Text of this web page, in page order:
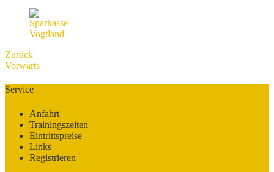
Zurück
Vorwärts
Service
Anfahrt
Trainingszeiten
Eintrittspreise
Links
Registrieren